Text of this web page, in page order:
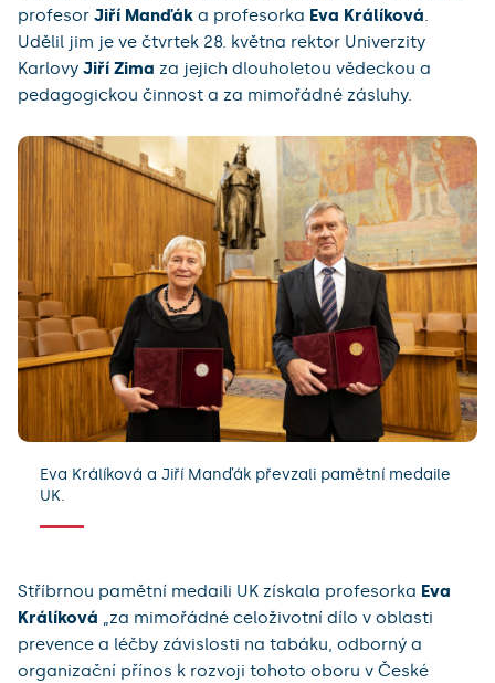
profesor Jiří Manďák a profesorka Eva Králíková
Udělil jim je ve čtvrtek 28. května rektor Univerzity
Karlovy Jiří Zima za jejich dlouholetou vědeckou a
pedagogickou činnost a za mimořádné zásluhy.
Eva Králíková a Jiří Manďák převzali pamětní medaile
UK.
Stříbrnou pamětní medaili UK získala profesorka Eva
Králíková „za mimořádné celoživotní dílo v oblasti
prevence a léčby závislosti na tabáku, odborný a
organizační přínos k rozvoji tohoto oboru v České